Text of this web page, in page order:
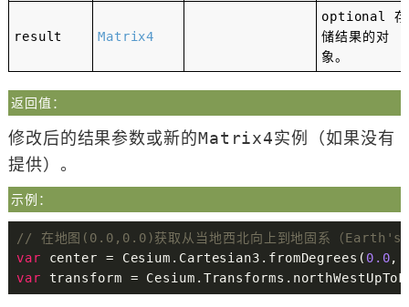
result Matrix4
optional
存
储结果的对
象。
返回值：
修改后的结果参数或新的Matrix4实例（如果没有
提供）。
示例：
// 在地图(0.0,0.0)获取从当地西北向上到地固系（
var center = Cesium . Cartesian3 . fromDegrees ( 0.0,
var transform = Cesium . Transforms .